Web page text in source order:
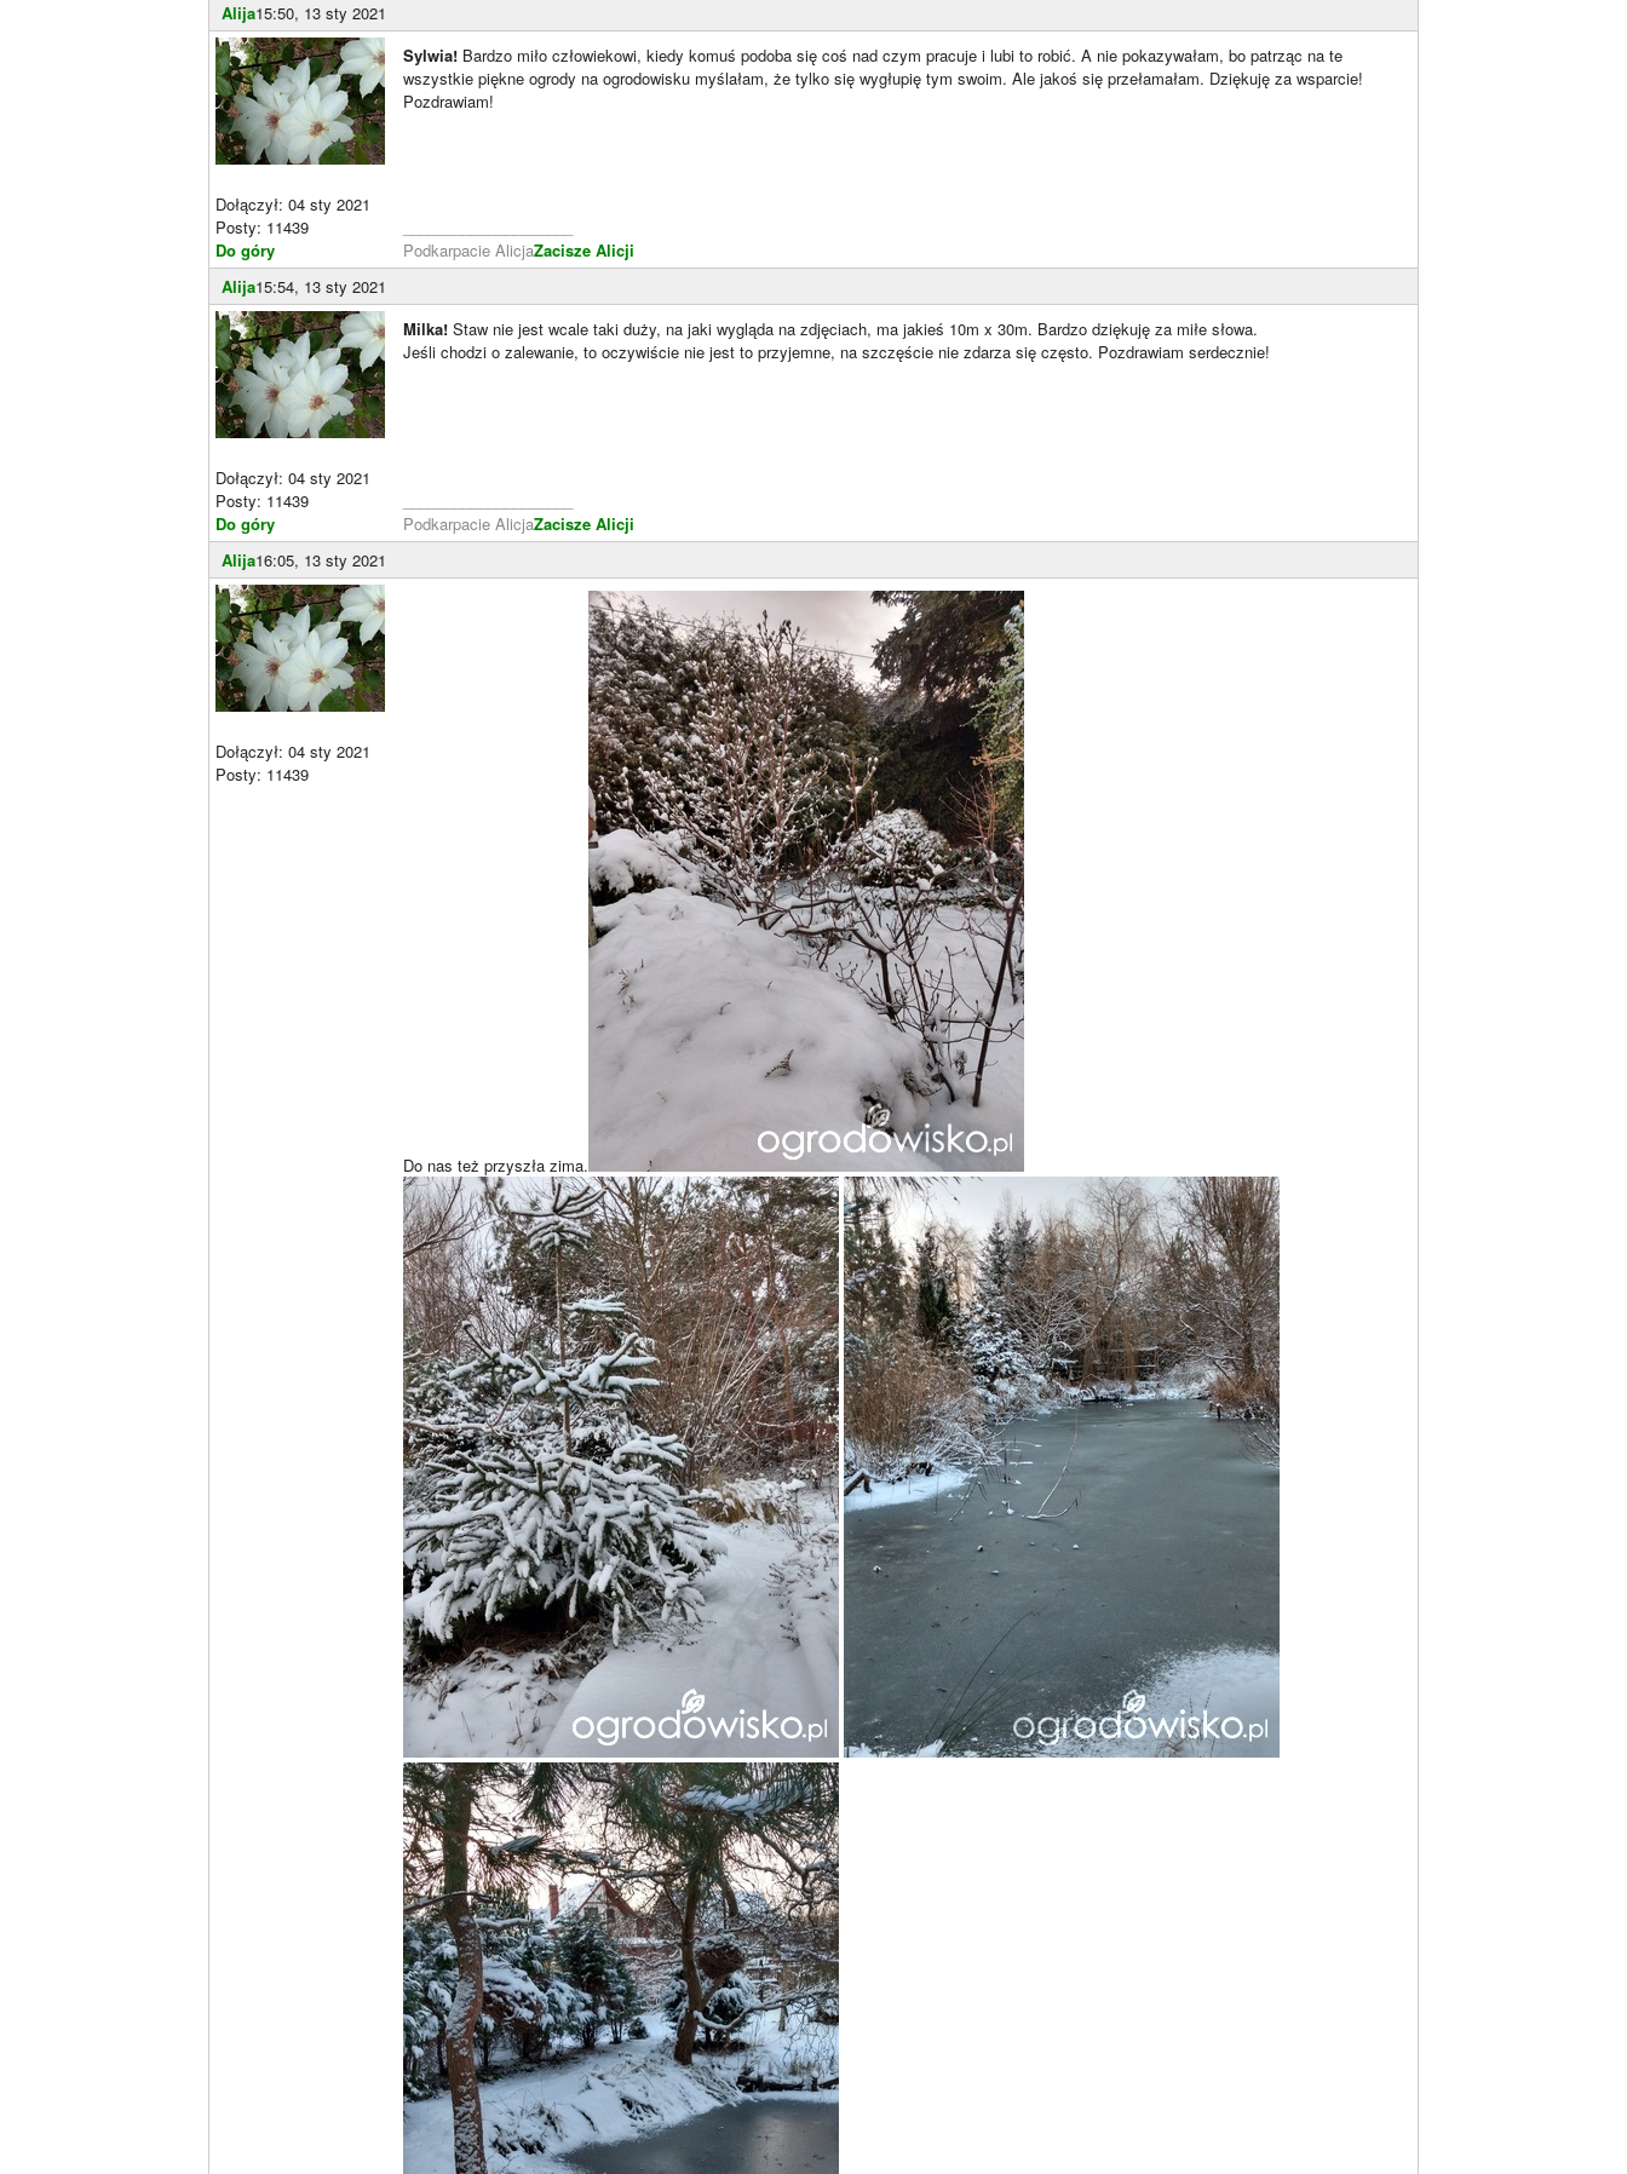
Alija15:50, 13 sty 2021
Dołączył: 04 sty 2021
Posty: 11439
Do góry
Sylwia! Bardzo miło człowiekowi, kiedy komuś podoba się coś nad czym pracuje i lubi to robić. A nie pokazywałam, bo patrząc na te
wszystkie piękne ogrody na ogrodowisku myślałam, że tylko się wygłupię tym swoim. Ale jakoś się przełamałam. Dziękuję za wsparcie!
Pozdrawiam!
Podkarpacie AlicjaZacisze Alicji
Alija15:54, 13 sty 2021
Dołączył: 04 sty 2021
Posty: 11439
Do góry
Milka! Staw nie jest wcale taki duży, na jaki wygląda na zdjęciach, ma jakieś 10m x 30m. Bardzo dziękuję za miłe słowa.
Jeśli chodzi o zalewanie, to oczywiście nie jest to przyjemne, na szczęście nie zdarza się często. Pozdrawiam serdecznie!
Podkarpacie AlicjaZacisze Alicji
Alija16:05, 13 sty 2021
Dołączył: 04 sty 2021
Posty: 11439
Do nas też przyszła zima.